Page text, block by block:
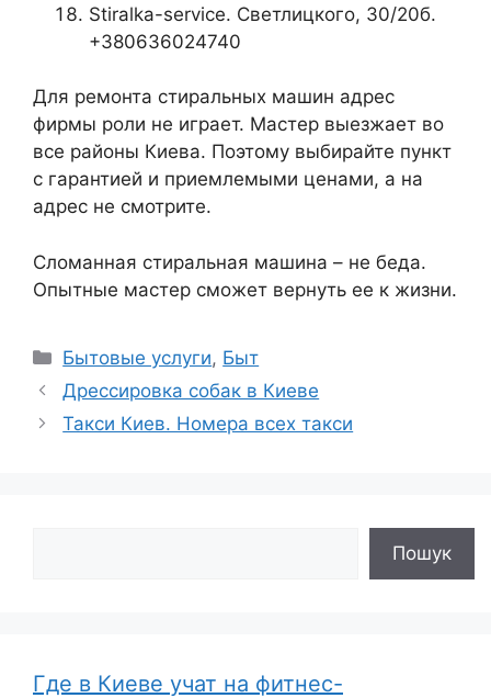
Stiralka-service. Светлицкого, 30/20б.
+380636024740
Для ремонта стиральных машин адрес
фирмы роли не играет. Мастер выезжает во
все районы Киева. Поэтому выбирайте пункт
с гарантией и приемлемыми ценами, а на
адрес не смотрите.
Сломанная стиральная машина – не беда.
Опытные мастер сможет вернуть ее к жизни.
Рубрики
Бытовые услуги, Быт
Дрессировка собак в Киеве
Такси Киев. Номера всех такси
Пошук
Где в Киеве учат на фитнес-